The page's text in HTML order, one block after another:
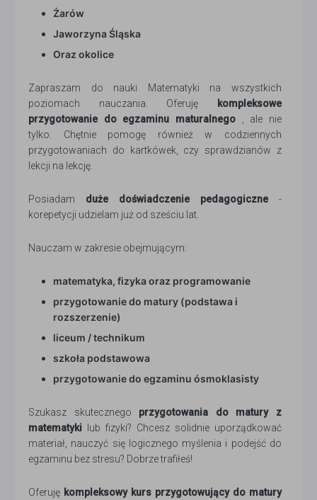
Żarów
Jaworzyna Śląska
Oraz okolice
Zapraszam do nauki Matematyki na wszystkich
poziomach nauczania. Oferuję
kompleksowe
przygotowanie do egzaminu maturalnego , ale nie
tylko. Chętnie pomogę również w codziennych
przygotowaniach do kartkówek, czy sprawdzianów z
lekcji na lekcję.
Posiadam duże doświadczenie pedagogiczne-
korepetycji udzielam już od sześciu lat.
Nauczam w zakresie obejmującym:
matematyka, fizyka oraz programowanie
przygotowanie do matury (podstawa i
rozszerzenie)
liceum / technikum
szkoła podstawowa
przygotowanie do egzaminu ósmoklasisty
Szukasz skutecznego przygotowania do matury z
matematyki lub fizyki? Chcesz solidnie uporządkować
materiał, nauczyć się logicznego myślenia i podejść do
egzaminu bez stresu? Dobrze trafiłeś!
Oferuję kompleksowy kurs przygotowujący do matury